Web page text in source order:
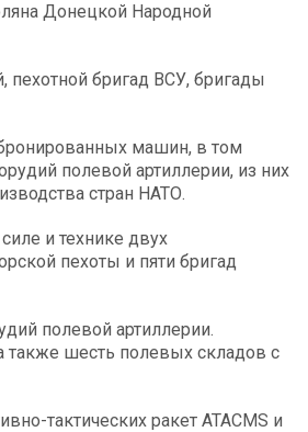
Донецкой Народной
бригад ВСУ, бригады
машин, в том
полевой артиллерии, из них
стран НАТО.
и технике двух
пехоты и пяти бригад
полевой артиллерии.
также шесть полевых складов с
тактических ракет ATACMS и